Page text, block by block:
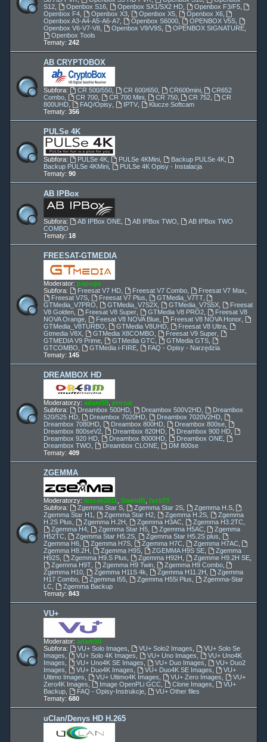
S12
Openbox S16, Openbox SX1/SX2 HD, Openbox F3/F5,
Openbox F4
Openbox X3, Openbox X5, Openbox X6,
Openbox A3-A4-A5-A6-A7
Openbox S6000, OPENBOX V5S,
Openbox V6-V7-V8
Openbox V9/V9S, OPENBOX SIGNATURE,
Openbox Tools
Tematy: 242
AB CRYPTOBOX
Subfora: CR 500/550, CR 600/650, CR600mini,
CR652
Combo
CR 700, CR 700 Mini, CR 750, CR 752
CR
800UHD
FAQ/Opisy, IPTV,
Klucze Softcam
Tematy: 356
PULSe 4K
Subfora: PULSe 4K, PULSe 4KMini, Backup PULSe 4K,
Backup PULSe 4KMini
PULSe 4K Opisy - Instalacja
Tematy: 90
AB IPBox
Subfora: AB IPBox ONE, AB IPBox TWO
AB IPBox TWO
COMBO
Tematy: 18
FREESAT-GTMEDIA
Moderator: papuga
Subfora:
Freesat V7 HD, Freesat V7 Combo, Freesat V7 Max
Freesat V7S, Freesat V7 Plus GTMedia_V7TT,
GTMedia_V7PRO
GTMedia_V7S2X, GTMedia_V7S5X,
Freesat
V8 Golden
Freesat V8 Super, GTMedia V8 PRO2,
Freesat V8
NOVA Orange
Feesat V8 NOVA Blue, Freesat V8 NOVA Honor,
GTMedia_V8TURBO
GTMedia V8UHD, Freesat V8 Ultra,
Gtmedia V8X
GTMedia X8COMBO Freesat V9 Super,
GTMEDIA V9 Prime
GTMedia GTC, GTMedia GTS,
GTCOMBO
GTMedia i-FIRE,
FAQ - Opisy - Narzędzia
Tematy: 145
DREAMBOX HD
Moderatorzy: adam59 prosat
Subfora:
Dreambox 500HD, Dreambox 500V2HD,
Dreambox
520/525 HD
Dreambox 7020HD, Dreambox 7020V2HD,
Dreambox 7080HD
Dreambox 800HD, Dreambox 800se,
Dreambox 800seV2
Dreambox 820HD, Dreambox 900 HD,
Dreambox 920 HD
Dreambox 8000HD, Dreambox ONE,
Dreambox TWO
Dreambox CLONE,
DM 800se
Tematy: 409
ZGEMMA
Moderatorzy: leszek2011 DawidB fazii73
Subfora:
Zgemma Star S, Zgemma Star 2S, Zgemma H.S,
Zgemma Star H1
Zgemma Star H2, Zgemma H.2S,
Zgemma
H.2S Plus
Zgemma H.2H Zgemma H3AC, Zgemma H3.2TC,
Zgemma H4, Zgemma Star H5, Zgemma H5AC,
Zgemma
H52TC
Zgemma Star H5.2S, Zgemma Star H5.2S plus
Zgemma H6
Zgemma H7S, Zgemma H7C, Zgemma H7AC,
Zgemma H8.2H
Zgemma H9S, ZGEMMA H9S SE,
Zgemma
H92S
Zgemma H9.S Plus Zgemma H92H Zgemme H9.2H SE,
Zgemma H9T, Zgemma H9 Twin, Zgemma H9 Combo,
Zgemma H10
Zgemma H11S 4k Zgemma H11.2H
Zgemma
H17 Combo
Zgemma I55, Zgemma H55i Plus
Zgemma-Star
LC
Zgemma Backup
Tematy: 843
VU+
Moderator: adam59
Subfora:
VU+ Solo Images VU+ Solo2 Images
VU+ Solo Se
Images
VU+ Solo 4K Images VU+ Uno Images
VU+ Uno4K
Images
VU+ Uno4K SE Images VU+ Duo Images
VU+ Duo2
Images
VU+ Duo4K Images VU+ Duo4K SE Images
VU+
Ultimo Images
VU+ Ultimo4K Images VU+ Zero Images
VU+
Zero4K Images
Image OpenPLi GCC, Clone Images
VU+
Backup
FAQ - Opisy-Instrukcje,
VU+ Other files
Tematy: 680
uClan/Denys HD H.265